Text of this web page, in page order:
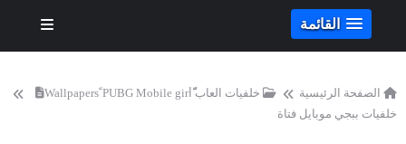
القائمة
الصفحة الرئيسية خلفيات العاب Wallpapers ًPUBG Mobile girlًَّ
خلفيات ببجي موبايل فتاة